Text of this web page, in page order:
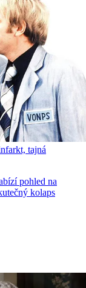
tajná
pohled na
kolaps